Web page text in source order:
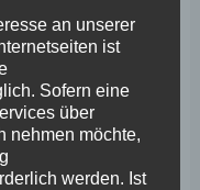
eines „fairen
der
Russland
führt im Gegenteil
in noch weitere
an unserer
ist
Sofern eine
über
nehmen möchte,
werden. Ist